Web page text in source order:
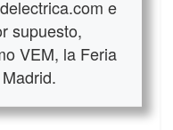
e
supuesto,
VEM, la Feria